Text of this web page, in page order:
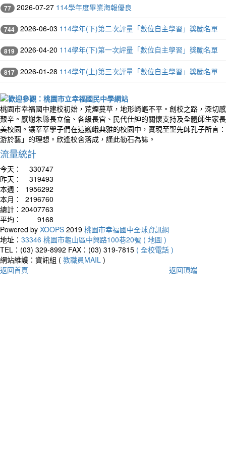
77 2026-07-27 114學年度畢業海報優良
744 2026-06-03 114學年(下)第二次評量「數位自主學習」獎勵名單
819 2026-04-20 114學年(下)第一次評量「數位自主學習」獎勵名單
817 2026-01-28 114學年(上)第三次評量「數位自主學習」獎勵名單
桃園市幸福國中建校初始，荒煙蔓草，地形崎嶇不平。創校之路，深切
艱辛。感謝朱縣長立倫、各級長官、民代仕紳的關懷支持及全體師生家
美校園。讓莘莘學子們在這巍峨典雅的校園中，實現至聖先師孔子所言
游於藝」的理想。欣逢校舍落成，謹此勒石為誌。
流量統計
今天：
330747
昨天：
319493
本週：
1956292
本月：
2196760
總計： 20407763
平均：
9168
Powered by XOOPS 2019 桃園市幸福國中全球資訊網
地址： 33346 桃園市龜山區中興路100巷20號 ( 地圖 )
TEL：(03) 329-8992 FAX：(03) 319-7815 ( 全校電話 )
網站維護：資訊組 ( 教職員MAIL )
返回首頁
返回頂端